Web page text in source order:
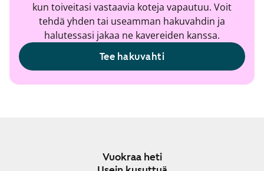
kun toiveitasi vastaavia koteja vapautuu. Voit
tehdä yhden tai useamman hakuvahdin ja
halutessasi jakaa ne kavereiden kanssa.
Tee hakuvahti
Vuokraa heti